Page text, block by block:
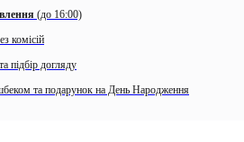
створюючи збалансований аромат, що
бергамот, ветивер, грейпфрут
(до 16:00)
комісій
підбір догляду
та подарунок на День Народження